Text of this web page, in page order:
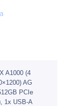
A1000 (4
AG
PCIe
1x USB-A